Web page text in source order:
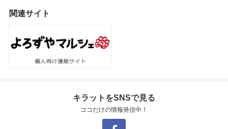
関連サイト
キラットをSNSで見る
ココだけの情報発信中！